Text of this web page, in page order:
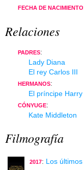
FECHA DE NACIMIENTO
Relaciones
PADRES:
Lady Diana
El rey Carlos III
HERMANOS:
El príncipe Harry
CÓNYUGE:
Kate Middleton
Filmografía
2017: Los